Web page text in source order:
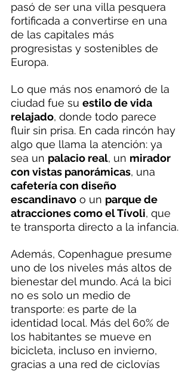
pasó de ser una villa pesquera
fortificada a convertirse en una
de las capitales más
progresistas y sostenibles de
Europa.
Lo que más nos enamoró de la
ciudad fue su estilo de vida
relajado, donde todo parece
fluir sin prisa. En cada rincón hay
algo que llama la atención: ya
sea un palacio real, un mirador
con vistas panorámicas, una
cafetería con diseño
escandinavo o un parque de
atracciones como el Tívoli, que
te transporta directo a la infancia.
Además, Copenhague presume
uno de los niveles más altos de
bienestar del mundo. Acá la bici
no es solo un medio de
transporte: es parte de la
identidad local. Más del 60% de
los habitantes se mueve en
bicicleta, incluso en invierno,
gracias a una red de ciclovías